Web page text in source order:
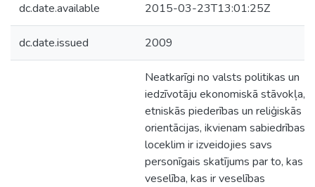
dc.date.available 2015-03-23T13:01:25Z
dc.date.issued 2009
Neatkarīgi no valsts politikas un
iedzīvotāju ekonomiskā stāvokļa,
etniskās piederības un reliģiskās
orientācijas, ikvienam sabiedrības
loceklim ir izveidojies savs
personīgais skatījums par to, kas ir
veselība, kas ir veselības